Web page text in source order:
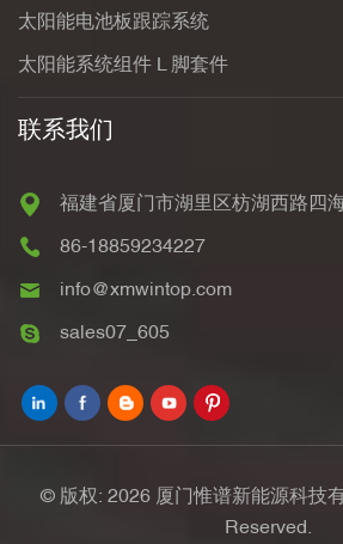
太阳能电池板跟踪系统
太阳能系统组件 L 脚套件
联系我们
福建省厦门市湖里区枋湖西路四
86-18859234227
info@xmwintop.com
sales07_605
© 版权: 2026 厦门惟谱新能源科技
Reserved.